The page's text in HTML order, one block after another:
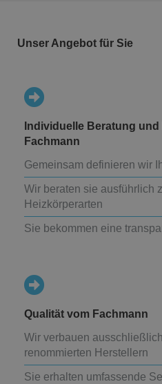
Unser Angebot für Sie
Individuelle Beratung
Fachmann
Gemeinsam definieren wir
Wir beraten sie ausführlich
Heizkörperarten
Sie bekommen eine
Qualität vom Fachmann
Wir verbauen
renommierten Herstellern
Sie erhalten umfassende